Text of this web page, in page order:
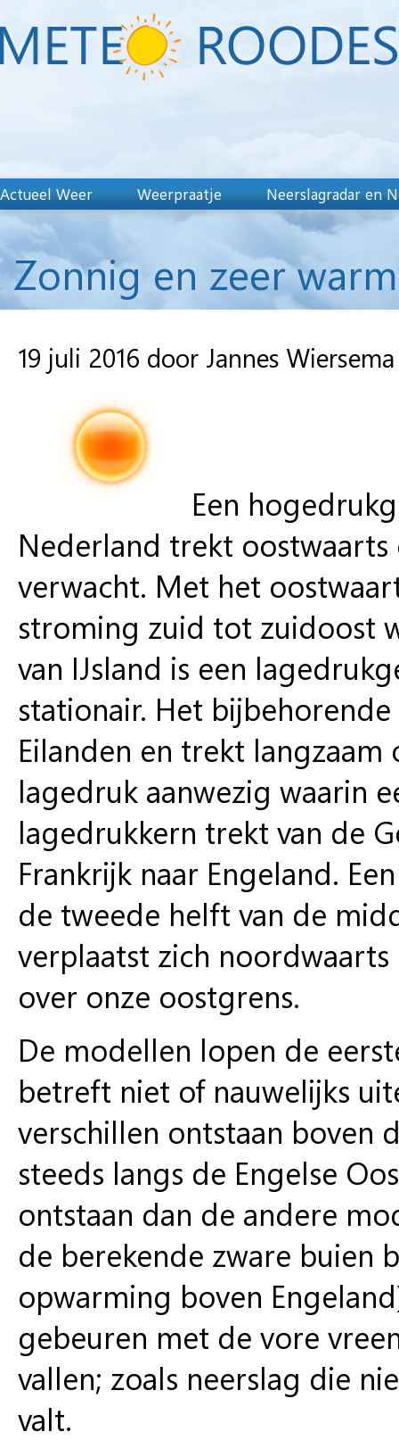
Actueel Weer Weerpraatje Neerslagradar en
Zonnig en zeer
19 juli 2016 door Jannes Wiersema
Een
Nederland trekt
verwacht. Met het
stroming zuid tot zuidoost
van IJsland is een
stationair. Het
Eilanden en trekt
lagedruk aanwezig waarin
lagedrukkern trekt van de
Frankrijk naar Engeland.
de tweede helft van de
verplaatst zich noordwaarts
over onze oostgrens.
De modellen lopen de
betreft niet of nauwelijks
verschillen ontstaan boven
steeds langs de Engelse
ontstaan dan de andere
de berekende zware buien
opwarming boven
gebeuren met de vore
vallen; zoals neerslag die
valt.